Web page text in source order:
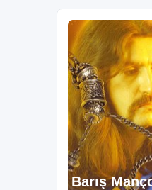
Barış